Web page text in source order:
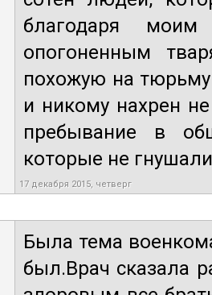
благодаря моим
опогоненным
похожую на тюрьму
и никому нахрен
пребывание в
которые не
17 декабря 2015, четверг
Была тема
был.Врач сказала